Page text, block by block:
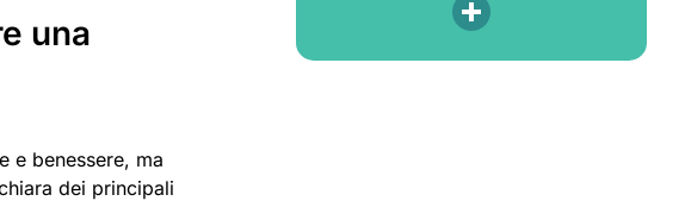
una
e benessere, ma
dei principali